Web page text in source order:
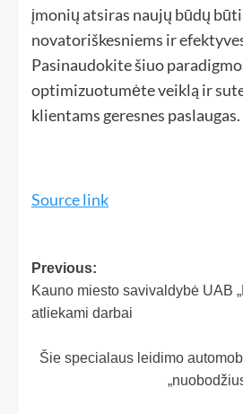
įmonių atsiras naujų būdų būti
novatoriškesniems ir
Pasinaudokite šiuo
optimizuotumėte veiklą ir
klientams geresnes paslaugas.
Source link
Previous:
Kauno miesto savivaldybė UAB
atliekami darbai
Šie specialaus leidimo